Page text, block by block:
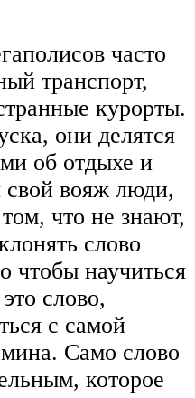
часто
транспорт,
курорты.
они делятся
об отдыхе и
свой вояж люди,
что не знают,
слово
чтобы научиться
слово,
с самой
Само слово
которое